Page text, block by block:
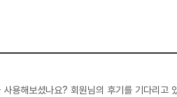
사용해보셨나요? 회원님의 후기를 기다리고